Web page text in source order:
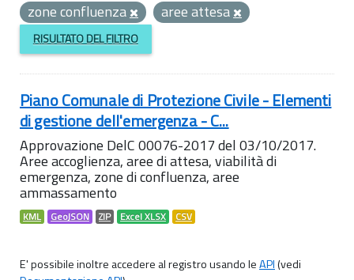
zone confluenza
aree attesa
RISULTATO DEL FILTRO
Piano Comunale di Protezione Civile - Elementi
di gestione dell'emergenza - C...
Approvazione DelC 00076-2017 del 03/10/2017.
Aree accoglienza, aree di attesa, viabilità di
emergenza, zone di confluenza, aree
ammassamento
KML GeoJSON ZIP Excel XLSX CSV
E' possibile inoltre accedere al registro usando leAPI(vedi